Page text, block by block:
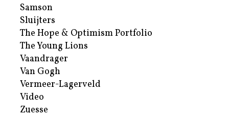
Samson
Sluijters
The Hope & Optimism Portfolio
The Young Lions
Vaandrager
Van Gogh
Vermeer-Lagerveld
Video
Zuesse